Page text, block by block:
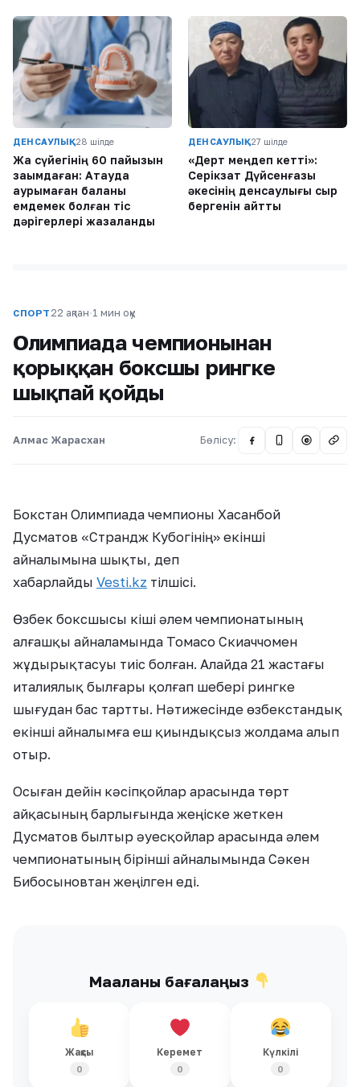
ДЕНСАУЛЫҚ28 шілде
Жақ сүйегінің 60 пайызын
зақымдаған: Ақтауда
аурымаған баланы
емдемек болған тіс
дәрігерлері жазаланды
ДЕНСАУЛЫҚ27 шілде
«Дерт меңдеп кетті»:
Серікзат Дүйсенғазы
әкесінің денсаулығы сыр
бергенін айтты
СПОРТ 22 ақпан·1 мин оқу
Олимпиада чемпионынан
қорыққан боксшы рингке
шықпай қойды
Алмас Жарасхан Бөлісу: @
Бокстан Олимпиада чемпионы Хасанбой
Дусматов «Страндж Кубогінің» екінші
айналымына шықты, деп
хабарлайды Vesti.kz тілшісі.
Өзбек боксшысы кіші әлем чемпионатының
алғашқы айналамында Томасо Скиаччомен
жұдырықтасуы тиіс болған. Алайда 21 жастағы
италиялық былғары қолғап шебері рингке
шығудан бас тартты. Нәтижесінде өзбекстандық
екінші айналымға еш қиындықсыз жолдама алып
отыр.
Осыған дейін кәсіпқойлар арасында төрт
айқасының барлығында жеңіске жеткен
Дусматов былтыр әуесқойлар арасында әлем
чемпионатының бірінші айналымында Сәкен
Бибосыновтан жеңілген еді.
Мақаланы бағалаңыз
Жақсы
0
Керемет
0
Күлкілі
0